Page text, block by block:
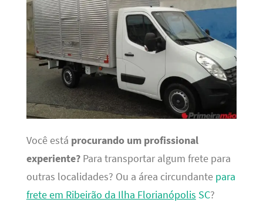
Você está procurando um profissional
experiente?Para transportar algum frete para
outras localidades? Ou a área circundante para
frete em Ribeirão da Ilha Florianópolis SC?